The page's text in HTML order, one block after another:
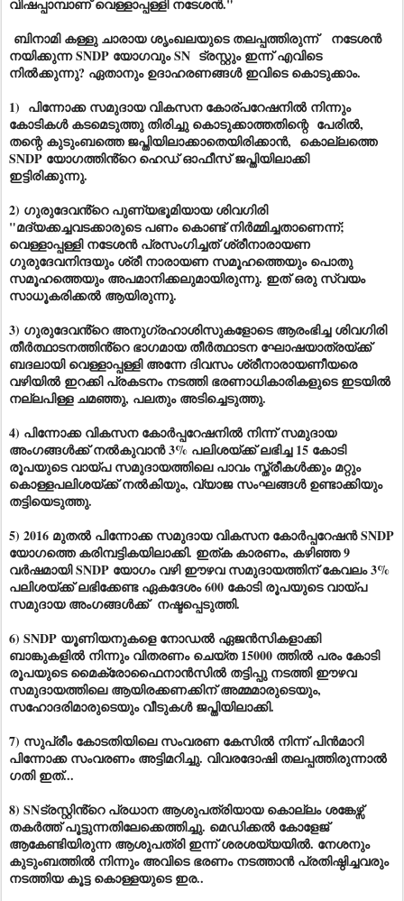
വിഷപ്പാമ്പാണ് വെള്ളാപ്പള്ളി നടേശൻ."
ബിനാമി കള്ളു ചാരായ ശൃംഖലയുടെ തലപ്പത്തിരുന്ന് നടേശൻ
നയിക്കുന്ന SNDP യോഗവും SN ട്രസ്റ്റും ഇന്ന് എവിടെ
നിൽക്കുന്നു? ഏതാനും ഉദാഹരണങ്ങൾ ഇവിടെ കൊടുക്കാം.
1) പിന്നോക്ക സമുദായ വികസന കോര്പറേഷനിൽ നിന്നും
കോടികൾ കടമെടുത്തു തിരിച്ചു കൊടുക്കാത്തതിന്റെ പേരിൽ,
തന്റെ കുടുംബത്തെ ജപ്തിയിലാക്കാതെയിരിക്കാൻ, കൊല്ലത്തെ
SNDP യോഗത്തിൻ്റെ ഹെഡ് ഓഫീസ് ജപ്തിയിലാക്കി
ഇട്ടിരിക്കുന്നു.
2) ഗുരുദേവൻ്റെ പുണ്യഭൂമിയായ ശിവഗിരി
"മദ്യക്കച്ചവടക്കാരുടെ പണം കൊണ്ട് നിർമ്മിച്ചതാണെന്ന്;
വെള്ളാപ്പള്ളി നടേശൻ പ്രസംഗിച്ചത് ശ്രീനാരായണ
ഗുരുദേവനിന്ദയും ശ്രീ നാരായണ സമൂഹത്തെയും പൊതു
സമൂഹത്തെയും അപമാനിക്കലുമായിരുന്നു. ഇത് ഒരു സ്വയം
സാധൂകരിക്കൽ ആയിരുന്നു.
3) ഗുരുദേവൻ്റെ അനുഗ്രഹാശിസുകളോടെ ആരംഭിച്ച ശിവഗിരി
തീർത്ഥാടനത്തിൻ്റെ ഭാഗമായ തീർത്ഥാടന ഘോഷയാത്രയ്ക്ക്
ബദലായി വെള്ളാപ്പള്ളി അന്നേ ദിവസം ശ്രീനാരായണീയരെ
വഴിയിൽ ഇറക്കി പ്രകടനം നടത്തി ഭരണാധികാരികളുടെ ഇടയിൽ
നല്ലപിള്ള ചമഞ്ഞു, പലതും അടിച്ചെടുത്തു.
4) പിന്നോക്ക വികസന കോർപ്പറേഷനിൽ നിന്ന് സമുദായ
അംഗങ്ങൾക്ക് നൽകുവാൻ 3% പലിശയ്ക്ക് ലഭിച്ച 15 കോടി
രൂപയുടെ വായ്പ സമുദായത്തിലെ പാവം സ്ത്രീകൾക്കും മറ്റും
കൊള്ളപലിശയ്ക്ക് നൽകിയും, വ്യാജ സംഘങ്ങൾ ഉണ്ടാക്കിയും
തട്ടിയെടുത്തു.
5) 2016 മുതൽ പിന്നോക്ക സമുദായ വികസന കോർപ്പറേഷൻ SNDP
യോഗത്തെ കരിമ്പട്ടികയിലാക്കി. ഇത്ക കാരണം, കഴിഞ്ഞ 9
വർഷമായി SNDP യോഗം വഴി ഈഴവ സമുദായത്തിന് കേവലം 3%
പലിശയ്ക്ക് ലഭിക്കേണ്ട ഏകദേശം 600 കോടി രൂപയുടെ വായ്പ
സമുദായ അംഗങ്ങൾക്ക് നഷ്ടപ്പെടുത്തി.
6) SNDP യൂണിയനുകളെ നോഡൽ ഏജൻസികളാക്കി
ബാങ്കുകളിൽ നിന്നും വിതരണം ചെയ്ത 15000 ത്തിൽ പരം കോടി
രൂപയുടെ മൈക്രോഫൈനാൻസിൽ തട്ടിപ്പു നടത്തി ഈഴവ
സമുദായത്തിലെ ആയിരക്കണക്കിന് അമ്മമാരുടെയും,
സഹോദരിമാരുടെയും വീടുകൾ ജപ്തിയിലാക്കി.
7) സുപ്രീം കോടതിയിലെ സംവരണ കേസിൽ നിന്ന് പിൻമാറി
പിന്നോക്ക സംവരണം അട്ടിമറിച്ചു. വിവരദോഷി തലപ്പത്തിരുന്നാൽ
ഗതി ഇത്...
8) SNട്രസ്റ്റിൻ്റെ പ്രധാന ആശുപത്രിയായ കൊല്ലം ശങ്കേഴ്സ്
തകർത്ത് പൂട്ടുന്നതിലേക്കെത്തിച്ചു. മെഡിക്കൽ കോളേജ്
ആകേണ്ടിയിരുന്ന ആശുപത്രി ഇന്ന് ശരശയ്യയിൽ. നേശനും
കുടുംബത്തിൽ നിന്നും അവിടെ ഭരണം നടത്താൻ പ്രതിഷ്ഠിച്ചവരും
നടത്തിയ കൂട്ട കൊള്ളയുടെ ഇര..